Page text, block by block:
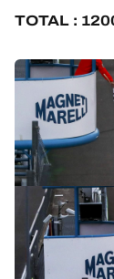
TOTAL :